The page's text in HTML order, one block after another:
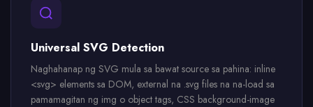
Universal SVG Detection
Naghahanap ng SVG mula sa bawat source sa pahina: inline
<svg> elements sa DOM, external na .svg files na na-load sa
pamamagitan ng img o object tags, CSS background-image